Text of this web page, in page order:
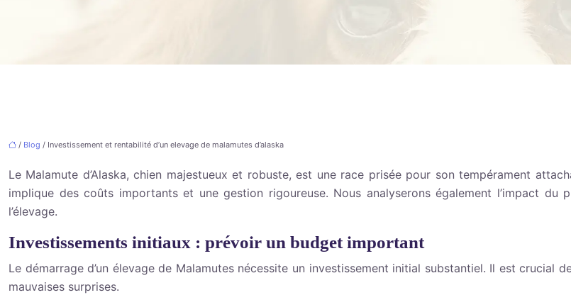
/ Blog / Investissement et rentabilité d’un elevage de malamutes d’alaska
Le Malamute d’Alaska, chien majestueux et robuste, est une race prisée pour son tempérament
implique des coûts importants et une gestion rigoureuse. Nous analyserons également l’impact
l’élevage.
Investissements initiaux : prévoir un budget important
Le démarrage d’un élevage de Malamutes nécessite un investissement initial substantiel. Il est
mauvaises surprises.